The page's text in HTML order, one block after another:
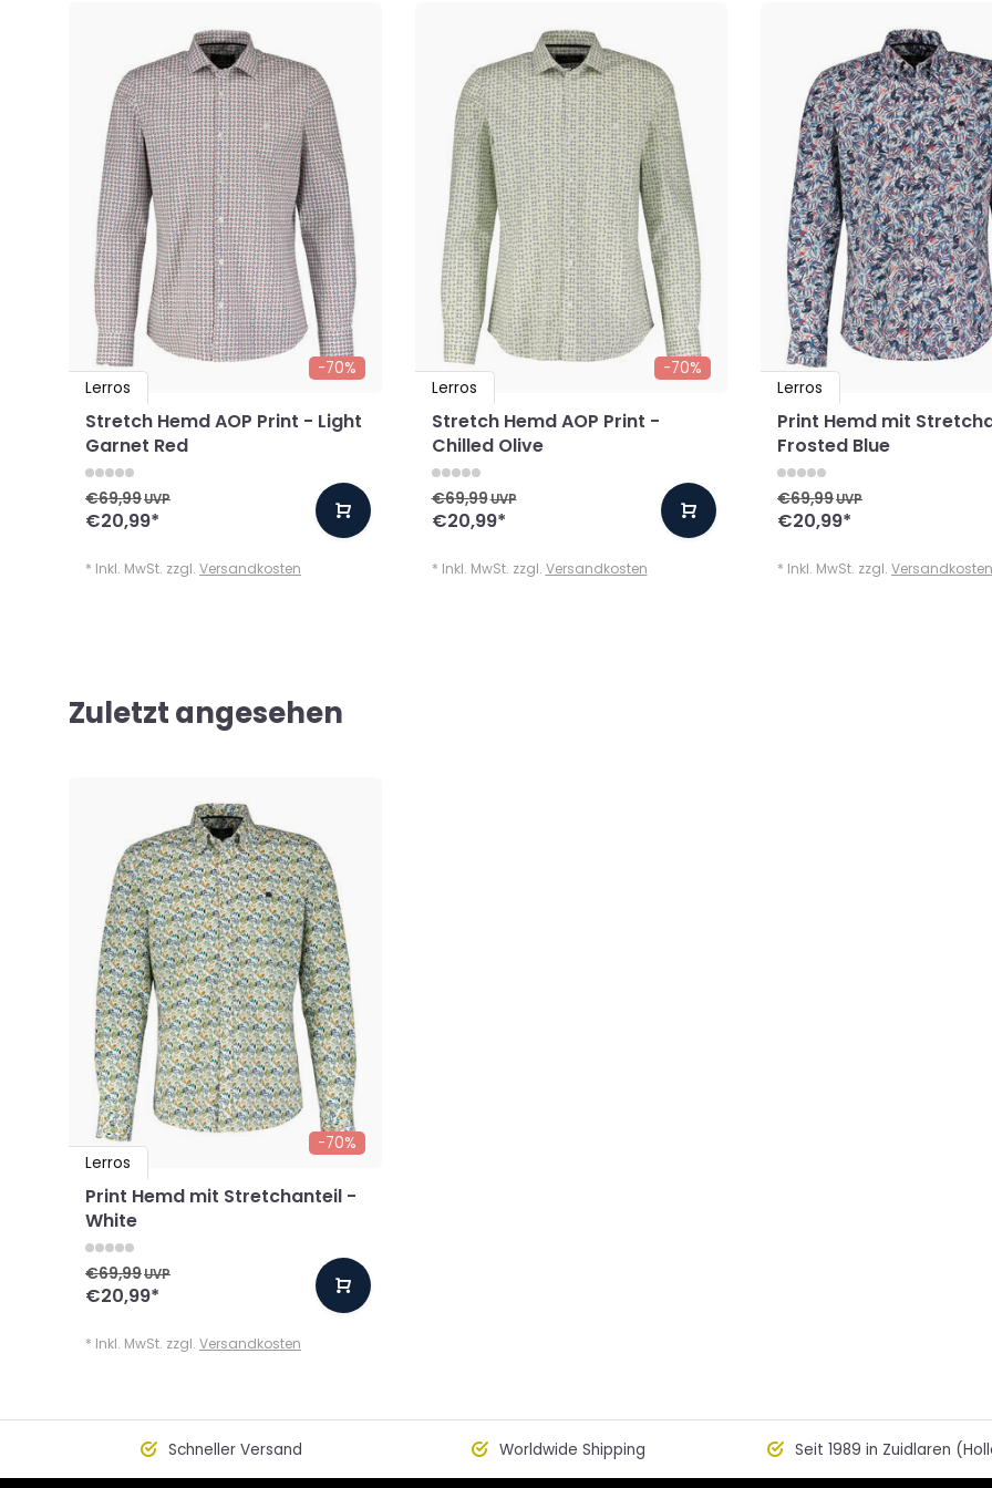
-70%
Lerros
Stretch Hemd AOP Print - Light
Garnet Red
€69,99UVP
€20,99*
* Inkl. MwSt. zzgl. Versandkosten
-70%
Lerros
Stretch Hemd AOP Print -
Chilled Olive
€69,99UVP
€20,99*
* Inkl. MwSt. zzgl. Versandkosten
Lerros
Print Hemd mit
Frosted Blue
€69,99UVP
€20,99*
* Inkl. MwSt. zzgl. Versandkosten
Zuletzt angesehen
-70%
Lerros
Print Hemd mit Stretchanteil -
White
€69,99UVP
€20,99*
* Inkl. MwSt. zzgl. Versandkosten
Schneller Versand Worldwide Shipping Seit 1989 in Zuidlaren